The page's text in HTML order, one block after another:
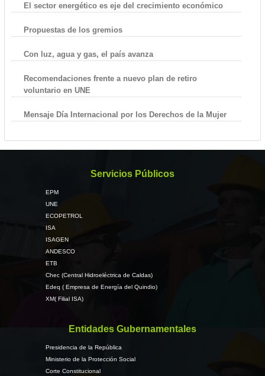
El sector energético es eje del crecimiento económico
Propuestas de los gremios
Con luz, agua y gas, el país avanza
Recomendaciones frente a nuevo plan de retiro
voluntario en UNE
Mensaje Día Internacional por los Derechos de la Mujer
Servicios Públicos
EPM
UNE
ECOPETROL
ISA
ISAGEN
ANDESCO
ETB
Chec (Central Hidroeléctrica de Caldas)
Edeq ( Empresa de Energía del Quindio)
XM( Filial ISA)
Entidades Gubernamentales
Presidencia de la República
Ministerio de la Protección Social
Corte Constitucional